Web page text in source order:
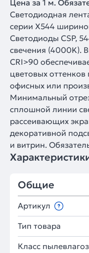
Цена за 1 м.
Светодиодная
серии X544
Светодиоды CSP,
свечения (4000K).
CRI>90
цветовых
офисных или
Минимальный
сплошной линии
рассеивающих
декоративной
и витрин.
Общие
Артикул
Тип товара
Класс